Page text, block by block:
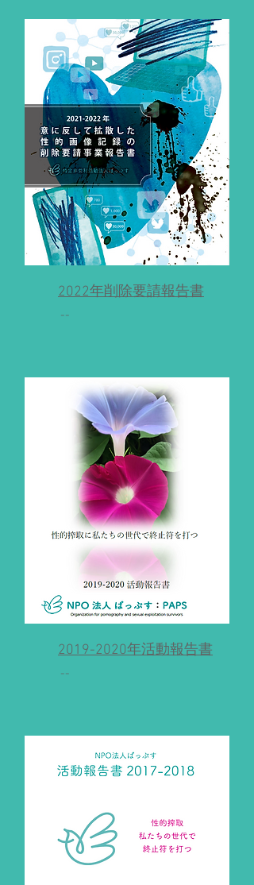
2022年削除要請報告書
--
2019-2020年活動報告書
--